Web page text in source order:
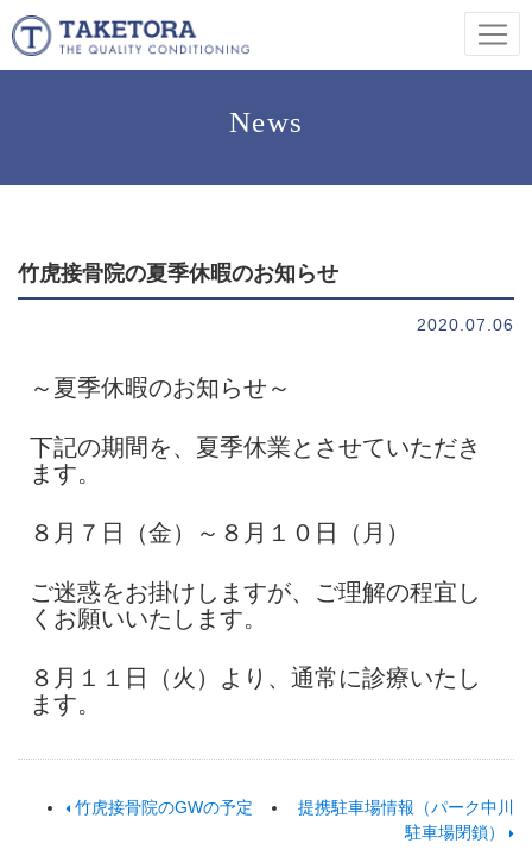
News
竹虎接骨院の夏季休暇のお知らせ
2020.07.06
～夏季休暇のお知らせ～
下記の期間を、夏季休業とさせていただき
ます。
８月７日（金）～８月１０日（月）
ご迷惑をお掛けしますが、ご理解の程宜し
くお願いいたします。
８月１１日（火）より、通常に診療いたし
ます。
竹虎接骨院のGWの予定
提携駐車場情報（パーク中川
駐車場閉鎖）